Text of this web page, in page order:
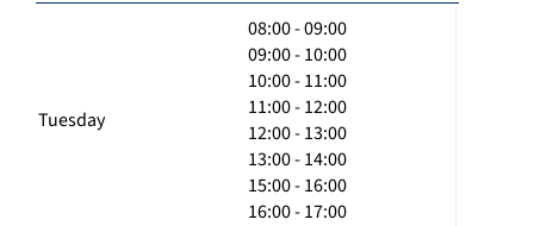
Tuesday
08:00 - 09:00
09:00 - 10:00
10:00 - 11:00
11:00 - 12:00
12:00 - 13:00
13:00 - 14:00
15:00 - 16:00
16:00 - 17:00